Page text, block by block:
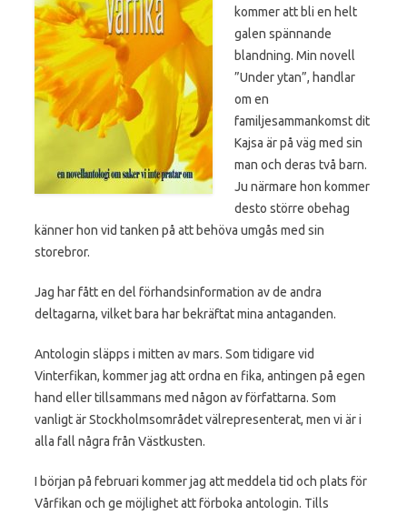
kommer att bli en helt
galen spännande
blandning. Min novell
”Under ytan”, handlar
om en
familjesammankomst dit
Kajsa är på väg med sin
man och deras två barn.
Ju närmare hon kommer
desto större obehag
känner hon vid tanken på att behöva umgås med sin
storebror.
Jag har fått en del förhandsinformation av de andra
deltagarna, vilket bara har bekräftat mina antaganden.
Antologin släpps i mitten av mars. Som tidigare vid
Vinterfikan, kommer jag att ordna en fika, antingen på egen
hand eller tillsammans med någon av författarna. Som
vanligt är Stockholmsområdet välrepresenterat, men vi är i
alla fall några från Västkusten.
I början på februari kommer jag att meddela tid och plats för
Vårfikan och ge möjlighet att förboka antologin. Tills